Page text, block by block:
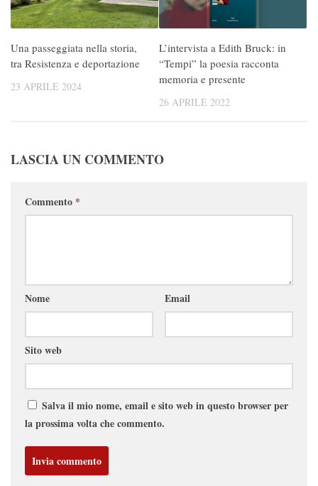
Una passeggiata nella storia,
tra Resistenza e deportazione
23 APRILE 2024
L’intervista a Edith Bruck: in
“Tempi” la poesia racconta
memoria e presente
26 APRILE 2022
LASCIA UN COMMENTO
Commento *
Nome Email
Sito web
Salva il mio nome, email e sito web in questo browser per
la prossima volta che commento.